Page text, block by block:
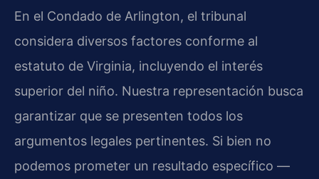
En el Condado de Arlington, el tribunal
considera diversos factores conforme al
estatuto de Virginia, incluyendo el interés
superior del niño. Nuestra representación busca
garantizar que se presenten todos los
argumentos legales pertinentes. Si bien no
podemos prometer un resultado específico —